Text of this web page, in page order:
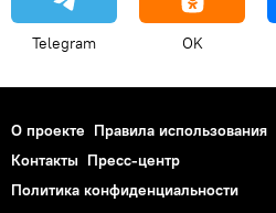
Telegram OK
О проекте Правила использования
Контакты Пресс-центр
Политика конфиденциальности